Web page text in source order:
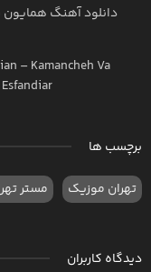
دانلود آهنگ همایون
– Kamancheh Va
برچسب ها
تهران موزیک مستر
دیدگاه کاربران